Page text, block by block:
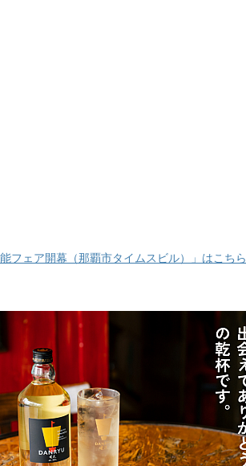
フェア開幕（那覇市タイムスビル）」はこちら